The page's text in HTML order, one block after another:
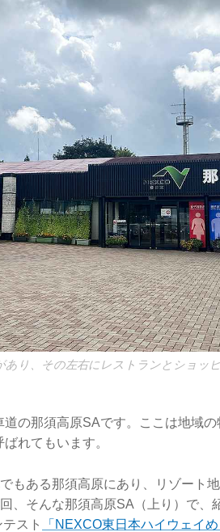
あり、その左右にレストランとショッ
の那須高原SAです。ここは地域
れてもいます。
もある那須高原にあり、リゾート
、そんな那須高原SA（上り）で、
スト
「NEXCO東日本ハイウェイめ